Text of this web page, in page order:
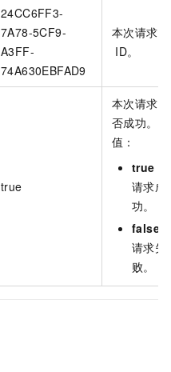
24CC6FF3-
7A78-5CF9-
A3FF-
74A630EBFAD9
本次请求的
ID。
true
本次请求是
否成功。取
值：
true
请求成
功。
false
请求失
败。